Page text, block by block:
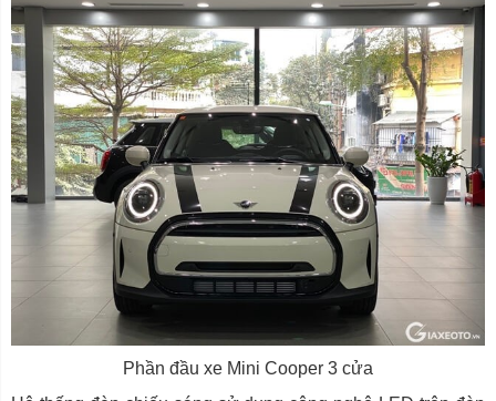
Phần đầu xe Mini Cooper 3 cửa